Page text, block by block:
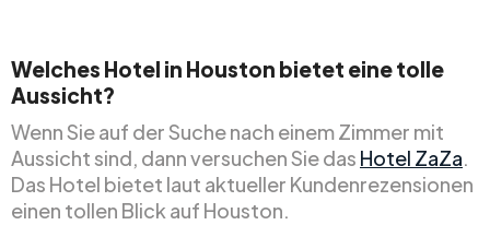
Welches Hotel in Houston bietet eine tolle
Aussicht?
Wenn Sie auf der Suche nach einem Zimmer mit
Aussicht sind, dann versuchen Sie das Hotel ZaZa.
Das Hotel bietet laut aktueller Kundenrezensionen
einen tollen Blick auf Houston.